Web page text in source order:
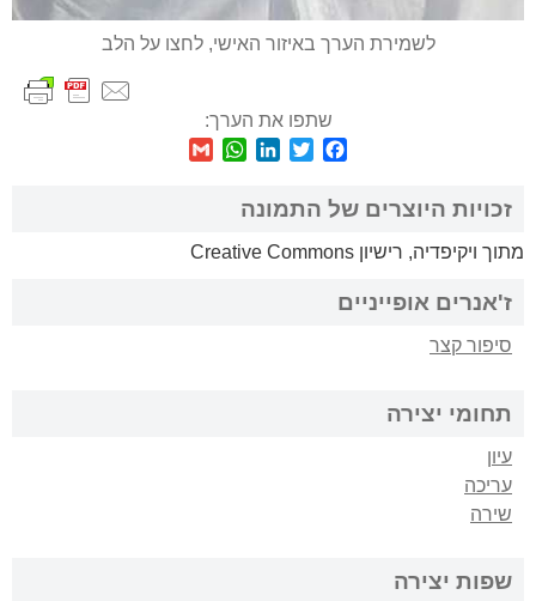
לשמירת הערך באיזור האישי, לחצו על הלב
שתפו את הערך:
Facebook
Twitter
LinkedIn
WhatsApp
זכויות היוצרים של התמונה
מתוך ויקיפדיה, רישיון Creative Commons
ז'אנרים אופייניים
סיפור קצר
תחומי יצירה
עיון
עריכה
שירה
שפות יצירה